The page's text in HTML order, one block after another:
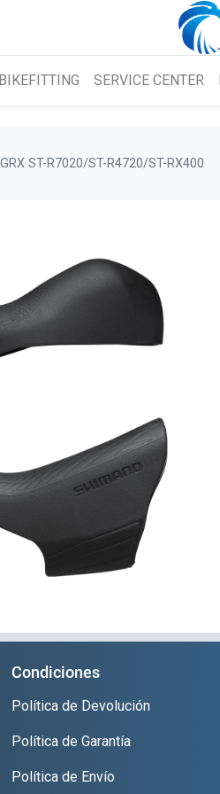
BIKEFITTING SERVICE CENTER
ST-R7020/ST-R4720/ST-RX400
Condiciones
Política de Devolución
Política de Garantía
Política de Envío